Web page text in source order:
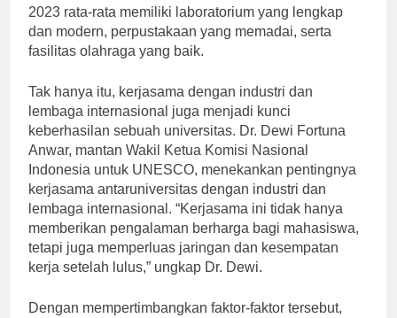
2023 rata-rata memiliki laboratorium yang lengkap
dan modern, perpustakaan yang memadai, serta
fasilitas olahraga yang baik.
Tak hanya itu, kerjasama dengan industri dan
lembaga internasional juga menjadi kunci
keberhasilan sebuah universitas. Dr. Dewi Fortuna
Anwar, mantan Wakil Ketua Komisi Nasional
Indonesia untuk UNESCO, menekankan pentingnya
kerjasama antaruniversitas dengan industri dan
lembaga internasional. “Kerjasama ini tidak hanya
memberikan pengalaman berharga bagi mahasiswa,
tetapi juga memperluas jaringan dan kesempatan
kerja setelah lulus,” ungkap Dr. Dewi.
Dengan mempertimbangkan faktor-faktor tersebut,